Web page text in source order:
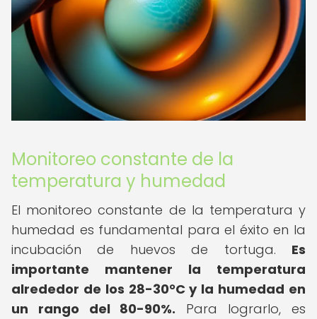
Monitoreo constante de la
temperatura y humedad
El monitoreo constante de la temperatura y
humedad es fundamental para el éxito en la
incubación de huevos de tortuga. Es
importante mantener la temperatura
alrededor de los 28-30°C y la humedad en
un rango del 80-90%. Para lograrlo, es